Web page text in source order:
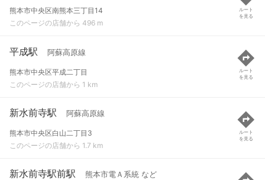
熊本市中央区南熊本三丁目14
このページの店舗から 496 m
ルート
を見る
平成駅 阿蘇高原線
熊本市中央区平成二丁目
このページの店舗から 1 km
ルート
を見る
新水前寺駅 阿蘇高原線
熊本市中央区白山二丁目3
このページの店舗から 1.7 km
ルート
を見る
新水前寺駅前駅 熊本市電Ａ系統 など